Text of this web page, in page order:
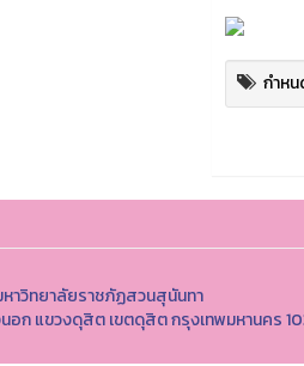
กำหน
าวิทยาลัยราชภัฏสวนสุนันทา
อก แขวงดุสิต เขตดุสิต กรุงเทพมหานคร